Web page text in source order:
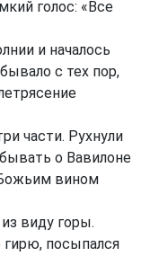
голос: «Все
и началось
с тех пор,
части. Рухнули
о Вавилоне
вином
виду горы.
посыпался